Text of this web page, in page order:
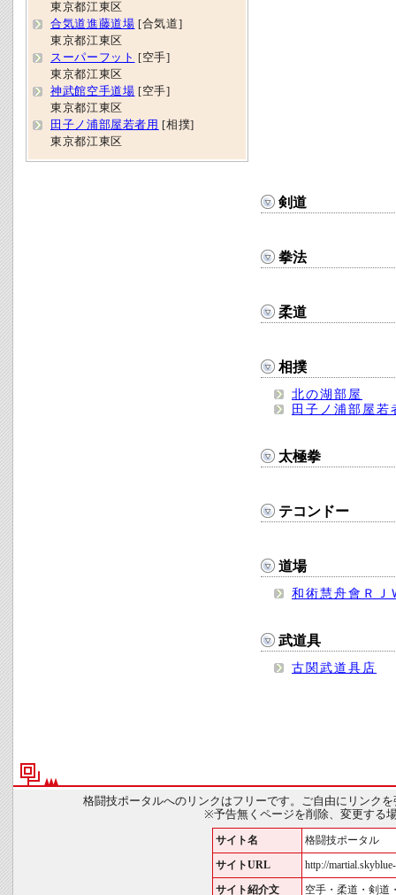
剣道
拳法
柔道
相撲
北の湖部屋
田子ノ浦部屋若
太極拳
テコンドー
道場
和術慧舟會ＲＪ
武道具
古関武道具店
東京都江東区
合気道進藤道場 [合気道]
東京都江東区
スーパーフット
[空手]
東京都江東区
神武館空手道場 [空手]
東京都江東区
田子ノ浦部屋若者用 [相撲]
東京都江東区
格闘技ポータルへのリンクはフリーです。ご自由にリンク
※予告無くページを削除、変更する
サイト名 格闘技ポータル
サイトURL http://
サイト紹介文 空手・柔道・剣道